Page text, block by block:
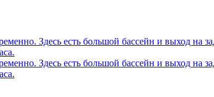
Здесь есть большой бассейн и выход на
Здесь есть большой бассейн и выход на